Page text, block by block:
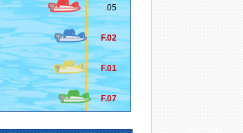
.05
F.02
F.01
F.07